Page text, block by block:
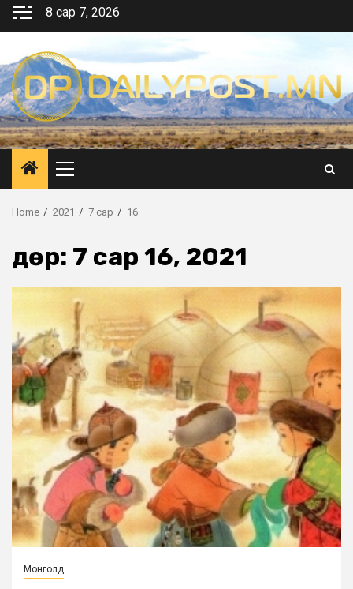
Skip
8 сар 7, 2026
Primary
Menu
Home 2021 7 сар 16
Өдөр: 7 сар 16, 2021
Монголд